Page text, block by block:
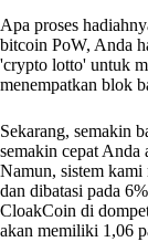
Apa proses
bitcoin PoW, Anda
'crypto lotto' untuk
menempatkan blok
Sekarang, semakin
semakin cepat Anda
Namun, sistem kami
dan dibatasi pada
CloakCoin di
akan memiliki 1,06